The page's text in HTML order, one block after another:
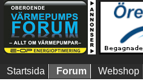
Startsida Forum Webshop